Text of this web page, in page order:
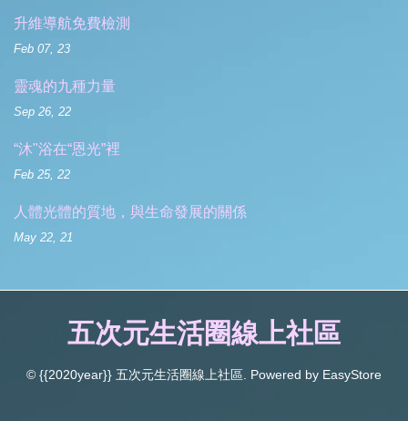
升維導航免費檢測
Feb 07, 23
靈魂的九種力量
Sep 26, 22
“沐"浴在“恩光”裡
Feb 25, 22
人體光體的質地，與生命發展的關係
May 22, 21
五次元生活圈線上社區
© {{2020year}} 五次元生活圈線上社區. Powered by EasyStore